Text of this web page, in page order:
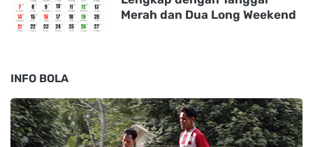
Merah dan Dua Long Weekend
INFO BOLA